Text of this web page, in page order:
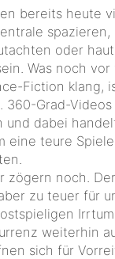
bereits heute
spazieren,
oder
Was noch vor
Fiction klang,
360-Grad-Videos
eine teure
zögern noch.
zu teuer für
Irrtum
weiterhin
sich für